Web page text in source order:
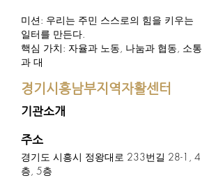
미션: 우리는 주민 스스로의 힘을 키우는
일터를 만든다.
​핵심 가치: 자율과 노동, 나눔과 협동, 소통
과 대
경기시흥남부지역자활센터
기관소개
주소
경기도 시흥시 정왕대로 233번길 28-1, 4
층, 5층